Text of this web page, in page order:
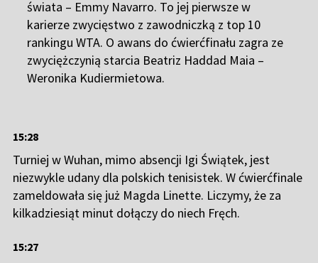
świata – Emmy Navarro. To jej pierwsze w
karierze zwycięstwo z zawodniczką z top 10
rankingu WTA. O awans do ćwierćfinału zagra ze
zwyciężczynią starcia Beatriz Haddad Maia –
Weronika Kudiermietowa.
15:28
Turniej w Wuhan, mimo absencji Igi Świątek, jest
niezwykle udany dla polskich tenisistek. W ćwierćfinale
zameldowała się już Magda Linette. Liczymy, że za
kilkadziesiąt minut dołączy do niech Fręch.
15:27